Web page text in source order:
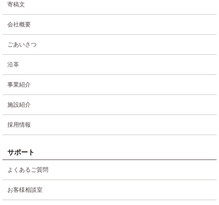
寄稿文
会社概要
ごあいさつ
沿革
事業紹介
施設紹介
採用情報
サポート
よくあるご質問
お客様相談室